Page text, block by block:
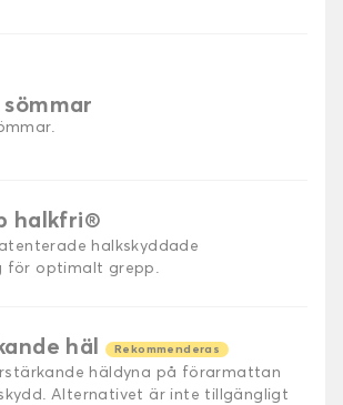
sömmar
halkfri®
halkskyddade
för optimalt grepp.
häl Rekommenderas
häldyna på förarmattan
Alternativet är inte tillgängligt